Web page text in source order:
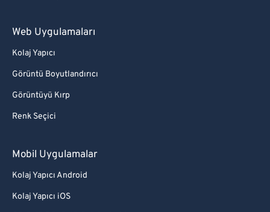
Web Uygulamaları
Kolaj Yapıcı
Görüntü Boyutlandırıcı
Görüntüyü Kırp
Renk Seçici
Mobil Uygulamalar
Kolaj Yapıcı Android
Kolaj Yapıcı iOS